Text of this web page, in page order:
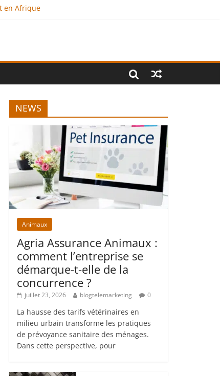
en Afrique
NEWS
Animaux
Agria Assurance Animaux :
comment l’entreprise se
démarque-t-elle de la
concurrence ?
juillet 23, 2026 blogtelemarketing 0
La hausse des tarifs vétérinaires en
milieu urbain transforme les pratiques
de prévoyance sanitaire des ménages.
Dans cette perspective, pour